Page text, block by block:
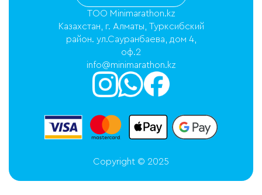
ТОО Minimarathon.kz
Казахстан, г. Алматы, Турксибский
район. ул.Сауранбаева, дом 4,
оф.2
info@minimarathon.kz
Copyright © 2025